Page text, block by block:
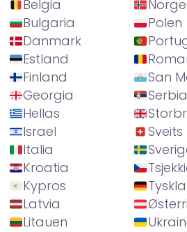
Belgia
Bulgaria
Danmark
Estland
Finland
Georgia
Hellas
Israel
Italia
Kroatia
Kypros
Latvia
Litauen
Norge
Polen
San
Serbia
Sveits